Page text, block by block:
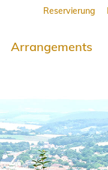
Reservierung
Arrangements